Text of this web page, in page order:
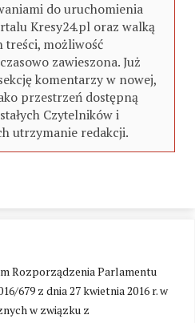
Rozporządzenia Parlamentu
679 z dnia 27 kwietnia 2016 r. w
w związku z
do uruchomienia
Kresy24.pl oraz walką
treści, możliwość
zawieszona. Już
komentarzy w nowej,
przestrzeń dostępną
Czytelników i
utrzymanie redakcji.